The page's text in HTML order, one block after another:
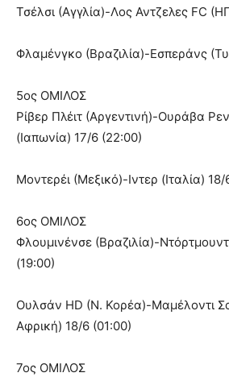
Τσέλσι (Αγγλία)-Λος Αντζελες FC
Φλαμένγκο (Βραζιλία)-Εσπεράνς
5ος ΟΜΙΛΟΣ
Ρίβερ Πλέιτ (Αργεντινή)-Ουράβα
(Ιαπωνία) 17/6 (22:00)
Μοντερέι (Μεξικό)-Ιντερ (Ιταλία)
6ος ΟΜΙΛΟΣ
Φλουμινένσε (Βραζιλία)-
(19:00)
Ουλσάν HD (Ν. Κορέα)-Μαμέλοντι
Αφρική) 18/6 (01:00)
7ος ΟΜΙΛΟΣ